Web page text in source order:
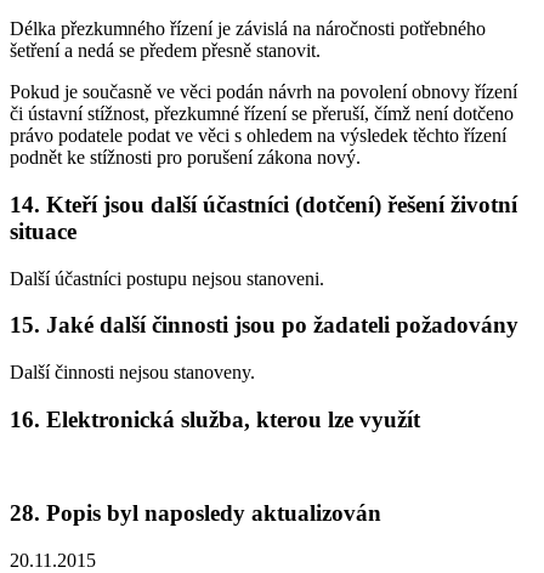
Délka přezkumného řízení je závislá na náročnosti potřebného
šetření a nedá se předem přesně stanovit.
Pokud je současně ve věci podán návrh na povolení obnovy řízení
či ústavní stížnost, přezkumné řízení se přeruší, čímž není dotčeno
právo podatele podat ve věci s ohledem na výsledek těchto řízení
podnět ke stížnosti pro porušení zákona nový.
14. Kteří jsou další účastníci (dotčení) řešení životní
situace
Další účastníci postupu nejsou stanoveni.
15. Jaké další činnosti jsou po žadateli požadovány
Další činnosti nejsou stanoveny.
16. Elektronická služba, kterou lze využít
28. Popis byl naposledy aktualizován
20.11.2015